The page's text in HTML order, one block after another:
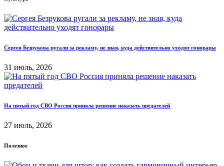
Сергея Безрукова ругали за рекламу, не зная, куда действительно уходят гонорары
31 июль, 2026
На пятый год СВО Россия приняла решение наказать предателей
27 июль, 2026
Полезное